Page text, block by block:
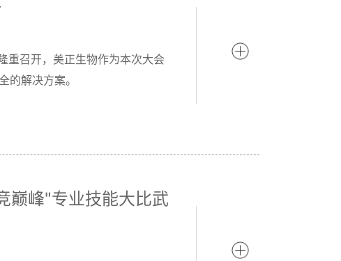
重召开，美正生物作为本次大会
的解决方案。
巅峰"专业技能大比武